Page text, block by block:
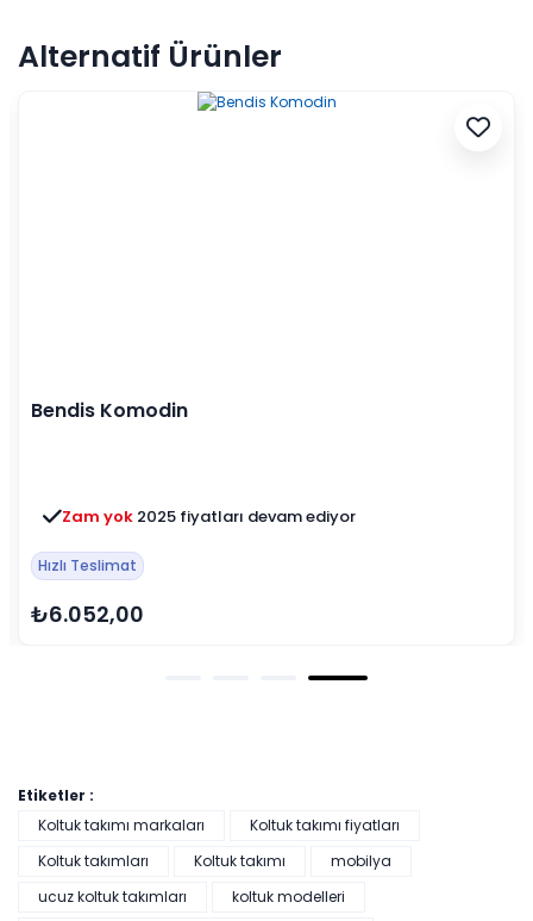
isterseniz internet sitemiz aracılığıyla isterseniz de
mağazalarımız aracılığı ile ulaşabilirsiniz.
Alternatif Ürünler
Bendis Komodin
3 ay ertelemeli 18 ayalışveriş kredisiyle öde
Hızlı Teslimat
₺6.052,00
Etiketler :
Koltuk takımı markaları
Koltuk takımı fiyatları
Koltuk takımları
Koltuk takımı
mobilya
ucuz koltuk takımları
koltuk modelleri